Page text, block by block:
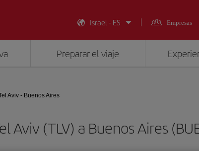
Israel - ES
Empresas
Preparar el viaje
Aviv - Buenos Aires
Aviv (TLV) a Buenos Aires